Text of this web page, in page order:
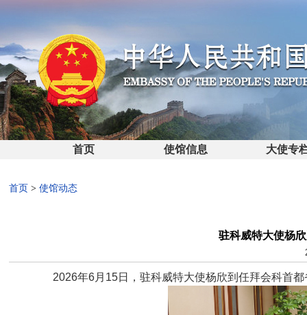
首页 使馆信息 大使专
首页 > 使馆动态
驻科威特大使杨
2026年6月15日，驻科威特大使杨欣到任拜会科首